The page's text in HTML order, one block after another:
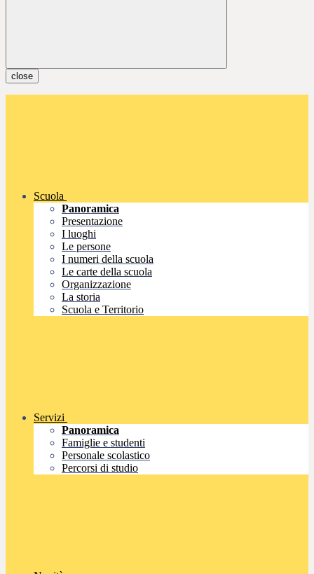
close
Scuola
Panoramica
Presentazione
I luoghi
Le persone
I numeri della scuola
Le carte della scuola
Organizzazione
La storia
Scuola e Territorio
Servizi
Panoramica
Famiglie e studenti
Personale scolastico
Percorsi di studio